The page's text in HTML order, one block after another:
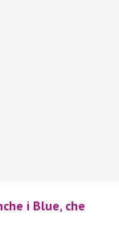
i Blue, che